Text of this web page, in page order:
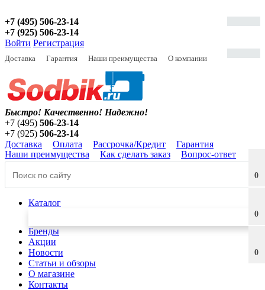
+7 (495) 506-23-14
+7 (925) 506-23-14
Войти Регистрация
Доставка Гарантия Наши преимущества О компании
0
0
0
Быстро! Качественно! Надежно!
+7 (495) 506-23-14
+7 (925) 506-23-14
Доставка
Оплата Рассрочка/Кредит
Гарантия
Наши преимущества
Как сделать заказ Вопрос-ответ
Каталог
Бренды
Акции
Новости
Статьи и обзоры
О магазине
Контакты